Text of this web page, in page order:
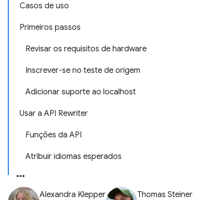
Casos de uso
Primeiros passos
Revisar os requisitos de hardware
Inscrever-se no teste de origem
Adicionar suporte ao localhost
Usar a API Rewriter
Funções da API
Atribuir idiomas esperados
Alexandra Klepper Thomas Steiner